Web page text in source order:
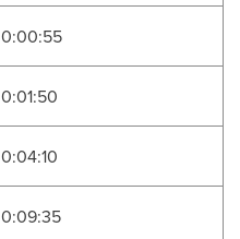
0:00:55
0:01:50
0:04:10
0:09:35